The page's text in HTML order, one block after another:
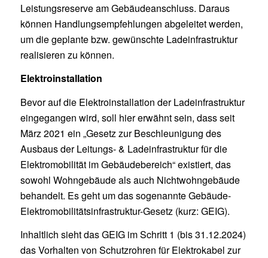
Leistungsreserve am Gebäudeanschluss. Daraus
können Handlungsempfehlungen abgeleitet werden,
um die geplante bzw. gewünschte Ladeinfrastruktur
realisieren zu können.
Elektroinstallation
Bevor auf die Elektroinstallation der Ladeinfrastruktur
eingegangen wird, soll hier erwähnt sein, dass seit
März 2021 ein „Gesetz zur Beschleunigung des
Ausbaus der Leitungs- & Ladeinfrastruktur für die
Elektromobilität im Gebäudebereich“ existiert, das
sowohl Wohngebäude als auch Nichtwohngebäude
behandelt. Es geht um das sogenannte Gebäude-
Elektromobilitätsinfrastruktur-Gesetz (kurz: GEIG).
Inhaltlich sieht das GEIG im Schritt 1 (bis 31.12.2024)
das Vorhalten von Schutzrohren für Elektrokabel zur